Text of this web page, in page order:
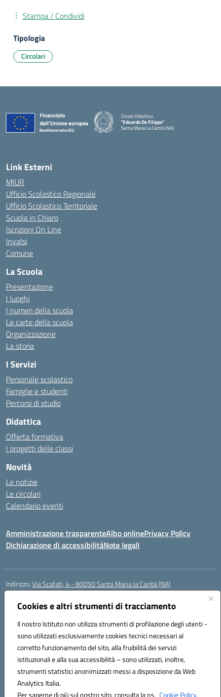
Cookies e altri strumenti di tracciamento
Il nostro Istituto non utilizza strumenti di profilazione degli utenti -
sono utilizzati esclusivamente cookies tecnici necessari al
corretto funzionamento del sito, alla fruibilità dei servizi
istituzionali e alla sua accessibilità – sono utilizzati, inoltre,
strumenti statistici anonimizzati messi a disposizione da Web
Analytics Italia.
Per saperne di più sul nostro sito, consulta la ns. Cookie Policy.
Stampa / Condividi
Tipologia
Circolari
Circolo Didattico
"Eduardo De Filippo"
Santa Maria La Carità (NA)
Link Esterni
MIUR
Ufficio Scolastico Regionale
Ufficio Scolastico Territoriale
Scuola in Chiaro
Iscrizioni On Line
Invalsi
Comune
La Scuola
Presentazione
I luoghi
I numeri della scuola
Le carte della scuola
Organizzazione
La storia
I Servizi
Personale scolastico
Famiglie e studenti
Percorsi di studio
Didattica
Offerta formativa
I progetti delle classi
Novità
Le notizie
Le circolari
Calendario eventi
Amministrazione trasparenteAlbo onlinePrivacy Policy
Dichiarazione di accessibilitàNote legali
Indirizzo:Via Scafati, 4 - 80050 Santa Maria la Carità (NA)
Centralino:
Posta elettronica certificata (PEC):NAEE21900T@pec.istruzione.it
Codice fiscale: 90016250632
Codice meccanografico:NAEE21900T
Codice Indice delle Pubbliche Amministrazioni (IPA): istsc_naee21900t
Codice unico di fatturazione (CUF): UFZ0X6
Hosting & Powered by 3D Solution S.r.l.